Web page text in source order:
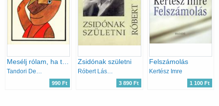
990 Ft
Zsidónak születni
3 890 Ft
Felszámolás
Kertész Imre
1 100 Ft